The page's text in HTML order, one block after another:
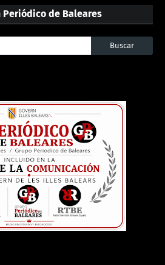
Periódico de Baleares